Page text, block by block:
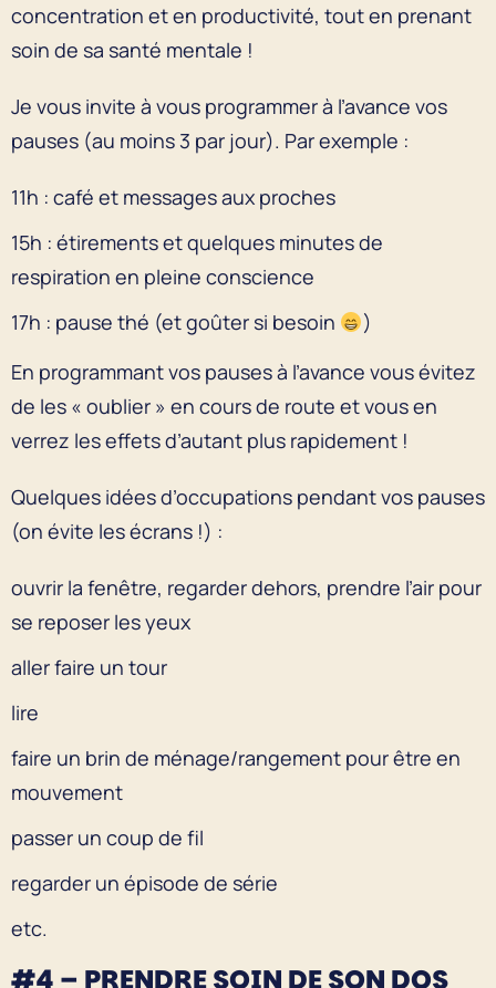
concentration et en productivité, tout en prenant
soin de sa santé mentale !
Je vous invite à vous programmer à l’avance vos
pauses (au moins 3 par jour). Par exemple :
11h : café et messages aux proches
15h : étirements et quelques minutes de
respiration en pleine conscience
17h : pause thé (et goûter si besoin
)
En programmant vos pauses à l’avance vous évitez
de les « oublier » en cours de route et vous en
verrez les effets d’autant plus rapidement !
Quelques idées d’occupations pendant vos pauses
(on évite les écrans !) :
ouvrir la fenêtre, regarder dehors, prendre l’air pour
se reposer les yeux
aller faire un tour
lire
faire un brin de ménage/rangement pour être en
mouvement
passer un coup de fil
regarder un épisode de série
etc.
#4 – PRENDRE SOIN DE SON DOS